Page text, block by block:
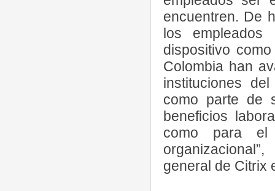
encuentren. De
los
dispositivo
Colombia han
instituciones
como parte de
beneficios
como para el
general de Citrix